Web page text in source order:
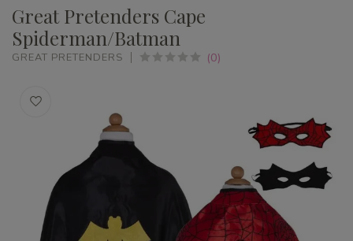
Great Pretenders Cape
Spiderman/Batman
GREAT PRETENDERS (0)